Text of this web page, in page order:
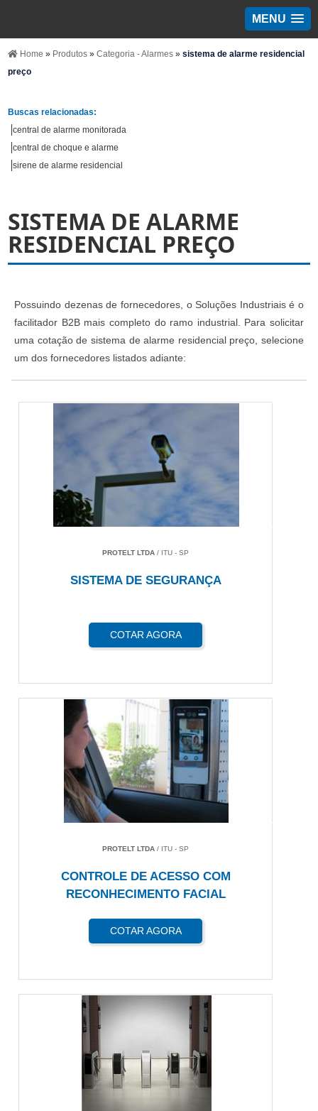
MENU
Home » Produtos»Categoria - Alarmes»sistema de alarme residencial
preço
Buscas relacionadas:
central de alarme monitorada
central de choque e alarme
sirene de alarme residencial
SISTEMA DE ALARME
RESIDENCIAL PREÇO
Possuindo dezenas de fornecedores, o Soluções Industriais é o
facilitador B2B mais completo do ramo industrial. Para solicitar
uma cotação de sistema de alarme residencial preço, selecione
um dos fornecedores listados adiante:
PROTELT LTDA / ITU - SP
SISTEMA DE SEGURANÇA
COTAR AGORA
PROTELT LTDA / ITU - SP
CONTROLE DE ACESSO COM
RECONHECIMENTO FACIAL
COTAR AGORA